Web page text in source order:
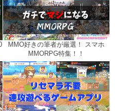
MMO好きの筆者が厳選！ スマホ
MMORPG特集！！